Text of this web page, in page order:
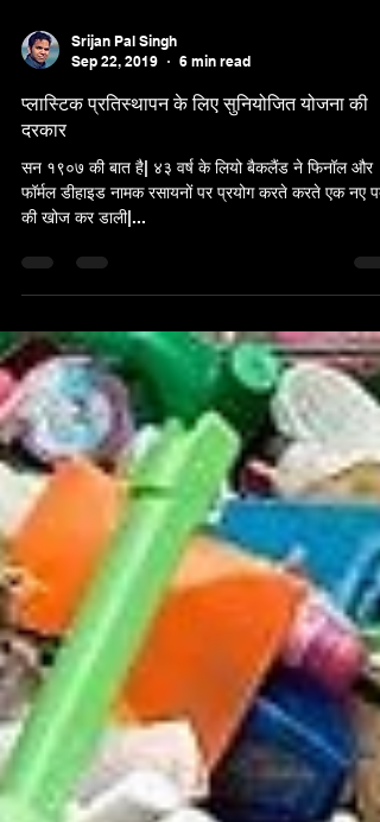
Srijan Pal Singh
Sep 22, 2019
6 min read
प्लास्टिक प्रतिस्थापन के लिए सुनियोजित योजना की
दरकार
सन १९०७ की बात है| ४३ वर्ष के लियो बैकलैंड ने फिनॉल और
की खोज कर डाली|...